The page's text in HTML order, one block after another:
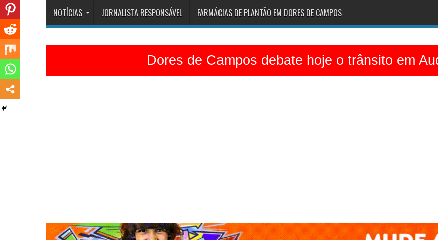
NOTÍCIAS JORNALISTA RESPONSÁVEL FARMÁCIAS DE PLANTÃO EM DORES DE CAMPOS
Dores de Campos debate hoje o trânsito em